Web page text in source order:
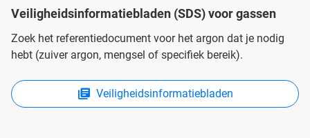
Veiligheidsinformatiebladen (SDS) voor gassen
Zoek het referentiedocument voor het argon dat je nodig
hebt (zuiver argon, mengsel of specifiek bereik).
Veiligheidsinformatiebladen